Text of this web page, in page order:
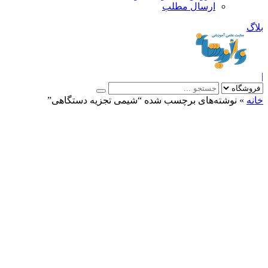
ارسال مطلب
بلاگ
|
خانه » نوشته‌های برچسب شده “شیمی تجزیه دستگاهی”